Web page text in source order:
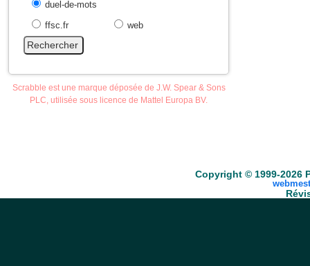
duel-de-mots
ffsc.fr
web
Scrabble est une marque déposée de J.W. Spear & Sons
PLC, utilisée sous licence de Mattel Europa BV.
Copyright © 1999-2026